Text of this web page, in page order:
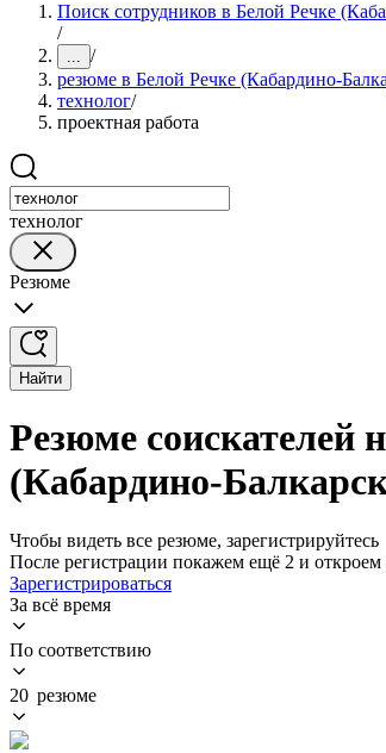
Поиск сотрудников в Белой Речке
/
... /
резюме в Белой Речке (Кабардино-
технолог/
проектная работа
технолог
Резюме
Найти
Резюме соискателей
(Кабардино-
Чтобы видеть все резюме, зарегистрируйтесь
После регистрации покажем ещё 2 и откроем
Зарегистрироваться
За всё время
По соответствию
20 резюме